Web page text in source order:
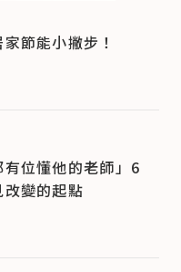
節能小撇步！
有位懂他的老師」6
變的起點